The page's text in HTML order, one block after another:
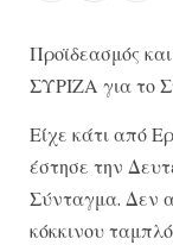
Προϊδεασμός
ΣΥΡΙΖΑ για το
Είχε κάτι από
έστησε την
Σύνταγμα. Δεν
κόκκινου